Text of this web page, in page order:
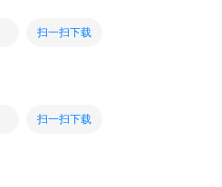
扫一扫下载
扫一扫下载